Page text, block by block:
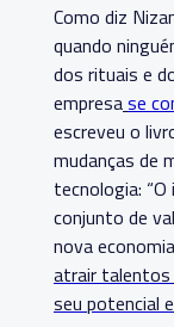
Como diz
quando
dos rituais e
empresase
escreveu o
mudanças de
tecnologia:
conjunto de
nova
atrair talentos
seu potencial